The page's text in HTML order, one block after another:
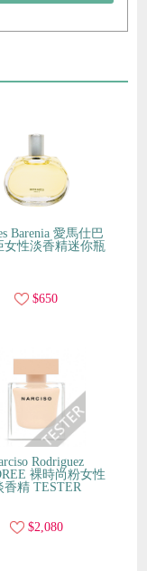
Barenia 愛馬仕巴
女性淡香精迷你瓶
$650
Rodriguez
裸時尚粉女性
香精 TESTER
$2,080